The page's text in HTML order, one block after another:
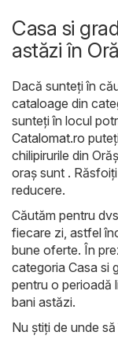
Casa si
astăzi în
Dacă sunteți în
cataloage din
sunteți în locul
Catalomat.ro
chilipirurile din
oraș sunt .
reducere.
Căutăm pentru
fiecare zi, astfel
bune oferte. În
categoria Casa si
pentru o perioadă
bani astăzi.
Nu știți de unde